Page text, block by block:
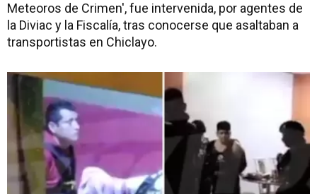
Meteoros de Crimen', fue intervenida, por agentes de
la Diviac y la Fiscalía, tras conocerse que asaltaban a
transportistas en Chiclayo.